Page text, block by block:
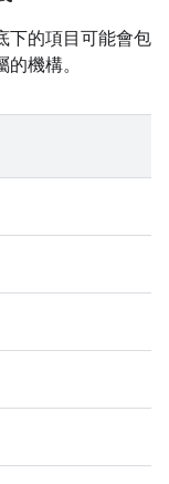
下的項目可能會包
機構。